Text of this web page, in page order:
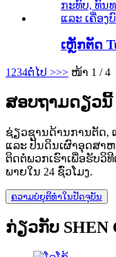
ເຫຼັກຕັດ
1 234ຕໍ່ໄປ >>> ໜ້າ 1 / 4
ສອບຖາມດຽວນີ້
ຊ່ຽວຊານດ້ານການຕັດ,
ແລະ ປັ້ນດິນເຜົາອຸດສາ
ຕິດຕໍ່ພວກເຮົາເພື່ອຮັບວິ
ພາຍໃນ 24 ຊົ່ວໂມງ.
ຄວາມບໍ່ຍຸຕິທຳໃນປັດຈຸບັນ
ກ່ຽວກັບ SHEN